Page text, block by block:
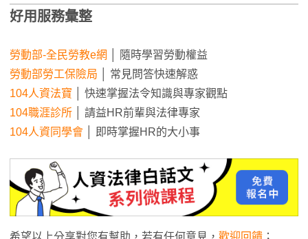
好用服務彙整
勞動部-全民勞教e網
│ 隨時學習勞動權益
勞動部勞工保險局 │ 常見問答快速解惑
104人資法寶 │ 快速掌握法令知識與專家觀點
104職涯診所 │ 請益HR前輩與法律專家
104人資同學會 │ 即時掌握HR的大小事
希望以上分享對您有幫助，若有任何意見， 歡迎回饋 ；